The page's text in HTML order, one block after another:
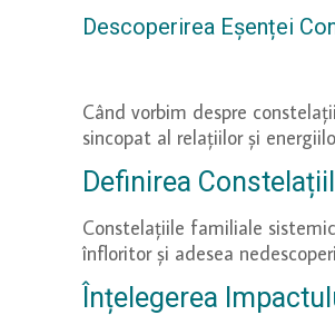
Descoperirea Eșenței
Când vorbim despre
sincopat al relațiilor și
Definirea
Constelațiile familiale
înfloritor și adesea
Înțelegerea